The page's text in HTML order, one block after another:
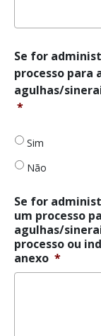
Se
for
administrada
medicação
injectável
há
processo
a
eliminação
regular
de
agulhas/
Se for
processo para
agulhas/
*
Sim
Não
Se for
um processo
agulhas/
processo ou
anexo *